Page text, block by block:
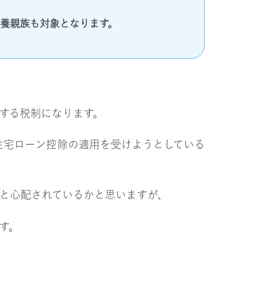
親族も対象となります。
税制になります。
ローン控除の適用を受けようとしている
心配されているかと思いますが、
。